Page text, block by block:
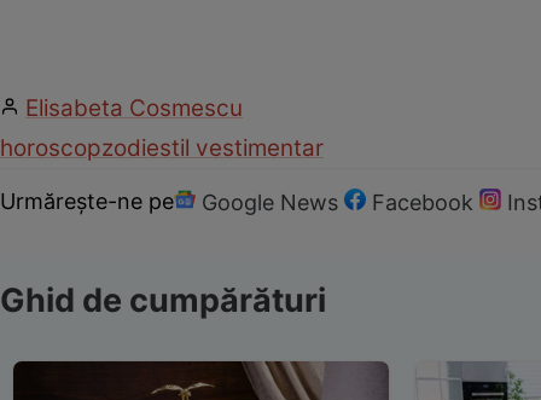
Elisabeta Cosmescu
horoscopzodiestil vestimentar
Urmărește-ne pe Google News Facebook
Ghid de cumpărături